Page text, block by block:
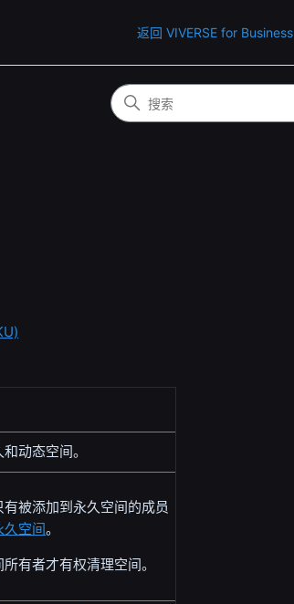
返回 VIVERSE for Business
动态空间。
被添加到永久空间的成员
久空间。
有者才有权清理空间。